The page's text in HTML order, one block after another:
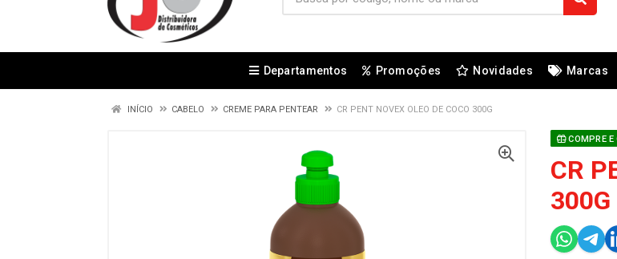
Departamentos Promoções Novidades Marcas
INÍCIO CABELO CREME PARA PENTEAR CR PENT NOVEX OLEO DE COCO 300G
COMPRE E
CR
300G